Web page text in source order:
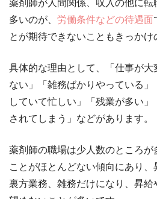
薬剤師が人間関係、収入の他に転
多いのが、 労働条件などの待遇面
とが期待できないこともきっかけ
具体的な理由として、「仕事が
ない」「雑務ばかりやっている
していて忙しい」「残業が多い
されてしまう」などがあります。
薬剤師の職場は少人数のところが
ことがほとんどない傾向にあり、
裏方業務、雑務だけになり、昇